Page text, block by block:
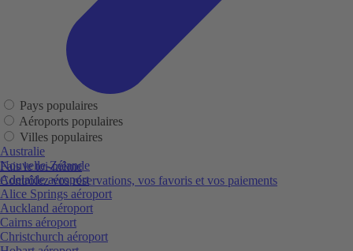
Fais le toi-même
Contrôlez vos réservations, vos favoris et vos paiements
Pays populaires
Aéroports populaires
Villes populaires
Australie
Nouvelle-Zélande
Adelaide aéroport
Alice Springs aéroport
Auckland aéroport
Cairns aéroport
Christchurch aéroport